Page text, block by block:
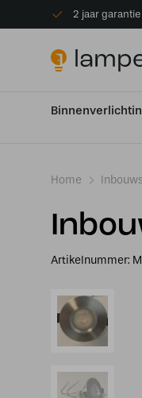
2 jaar garantie
Home
Artikelnummer: